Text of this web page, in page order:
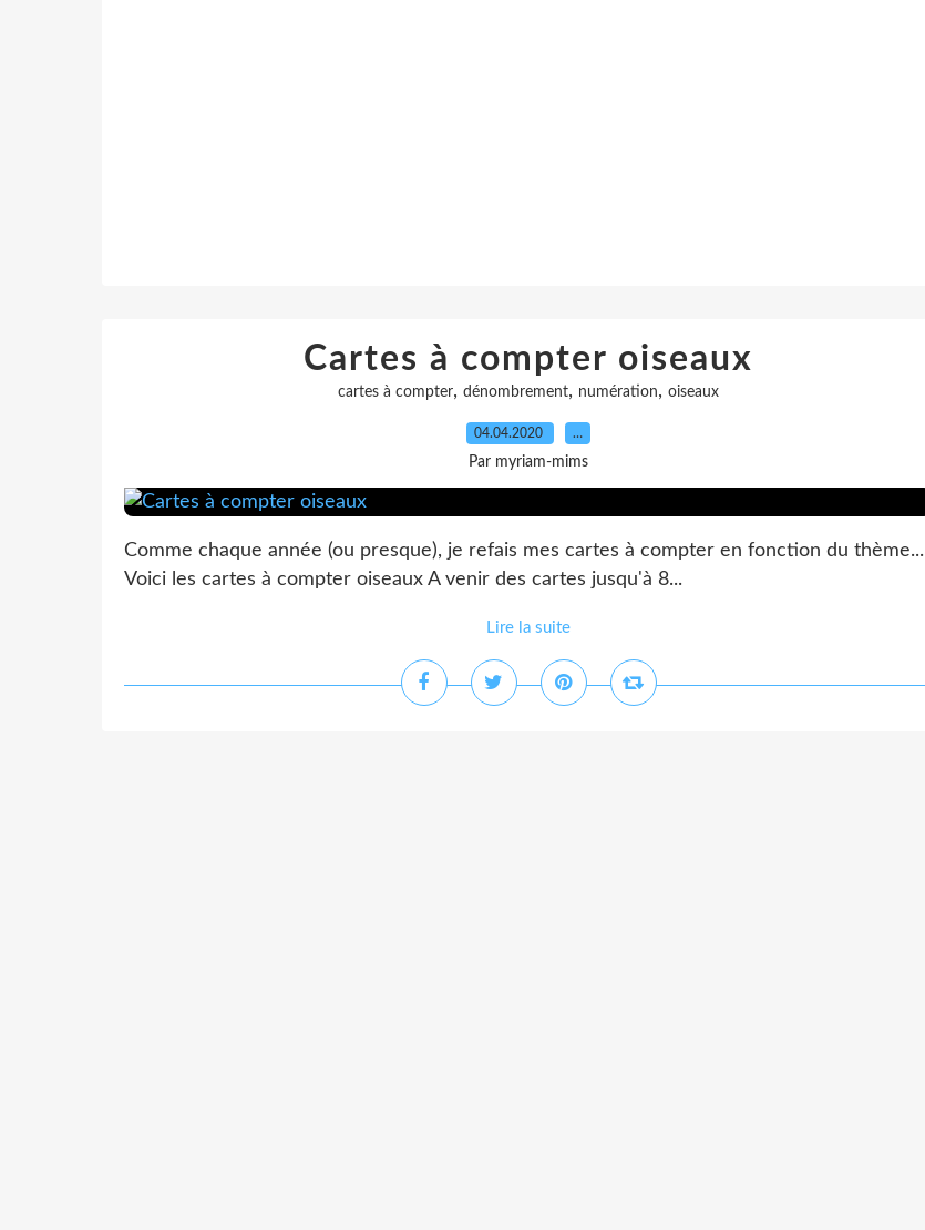
Cartes à compter oiseaux
cartes à compter, dénombrement, numération, oiseaux
04.04.2020 …
Par myriam-mims
Comme chaque année (ou presque), je refais mes cartes à compter en fonction du thème...
Voici les cartes à compter oiseaux A venir des cartes jusqu'à 8...
Lire la suite